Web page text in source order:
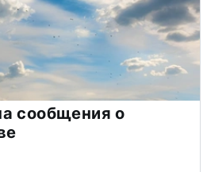
сообщения о